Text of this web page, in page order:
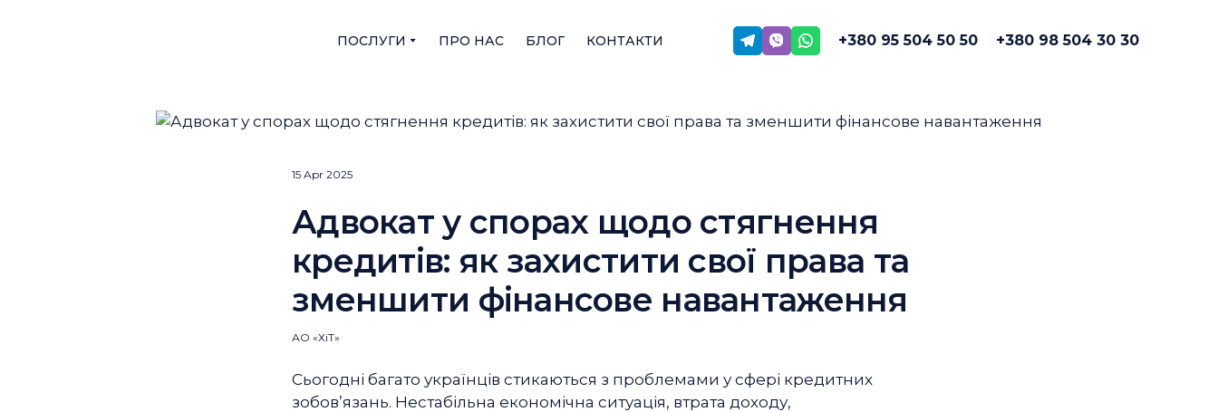
ПОСЛУГИ ПРО НАС БЛОГ КОНТАКТИ +380 95 504 50 50 +380 98 504 30 30
15 Apr 2025
Адвокат у спорах щодо стягнення
кредитів: як захистити свої права та
зменшити фінансове навантаження
АО «ХіТ»
Сьогодні багато українців стикаються з проблемами у сфері кредитних
зобов’язань. Нестабільна економічна ситуація, втрата доходу,